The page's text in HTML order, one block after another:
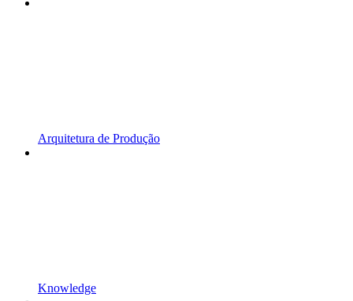
Arquitetura de Produção
Knowledge